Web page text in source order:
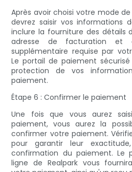
Après avoir choisi votre mode
devrez saisir vos informations
inclure la fourniture des détails
adresse de facturation et
supplémentaire requise par
Le portail de paiement
protection de vos
paiement.
Étape 6 : Confirmer le paiement
Une fois que vous aurez
paiement, vous aurez la
confirmer votre paiement.
pour garantir leur
confirmation du paiement. Le
ligne de Realpark vous